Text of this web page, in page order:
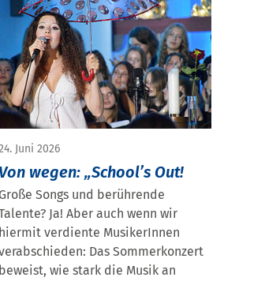
Juni 2026
Von wegen: „School’s Out!
Große Songs und berührende
Ja! Aber auch wenn wir
hiermit verdiente MusikerInnen
Das Sommerkonzert
beweist, wie stark die Musik an